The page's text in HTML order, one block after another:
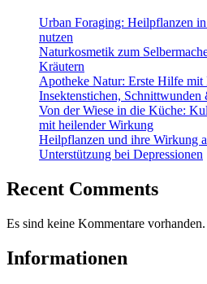
Urban Foraging: Heilpflanzen
nutzen
Naturkosmetik zum
Kräutern
Apotheke Natur: Erste Hilfe mit
Insektenstichen, Schnittwunden
Von der Wiese in die Küche:
mit heilender Wirkung
Heilpflanzen und ihre Wirkung
Unterstützung bei Depressionen
Recent Comments
Es sind keine Kommentare vorhanden.
Informationen